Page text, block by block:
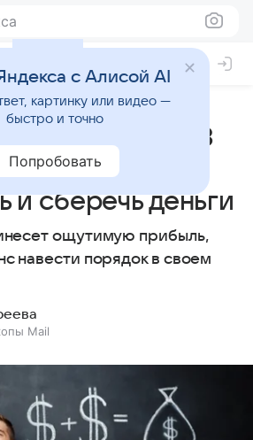
гороскоп на 3
как
и сберечь деньги
ощутимую прибыль,
навести порядок в своем
Mail
с Алисой AI
картинку или видео —
быстро и точно
Попробовать